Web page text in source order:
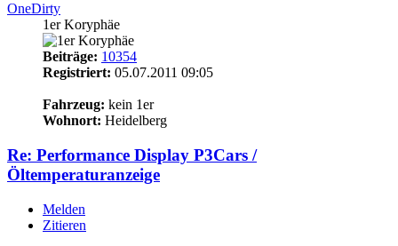
OneDirty
1er Koryphäe
Beiträge: 10354
Registriert: 05.07.2011 09:05
Fahrzeug: kein 1er
Wohnort: Heidelberg
Re: Performance Display P3Cars /
Öltemperaturanzeige
Melden
Zitieren